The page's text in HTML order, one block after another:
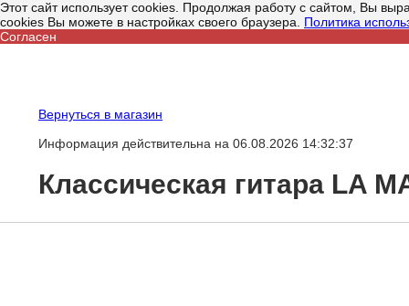
Этот сайт использует cookies. Продолжая работу с сайтом, Вы
cookies Вы можете в настройках своего браузера. Политика
Согласен
Вернуться в магазин
Информация действительна на 06.08.2026 14:32:37
Классическая гитара LA